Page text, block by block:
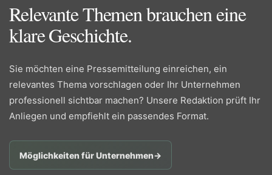
Relevante Themen brauchen eine
klare Geschichte.
Sie möchten eine Pressemitteilung einreichen, ein
relevantes Thema vorschlagen oder Ihr Unternehmen
professionell sichtbar machen? Unsere Redaktion prüft Ihr
Anliegen und empfiehlt ein passendes Format.
Möglichkeiten für Unternehmen→